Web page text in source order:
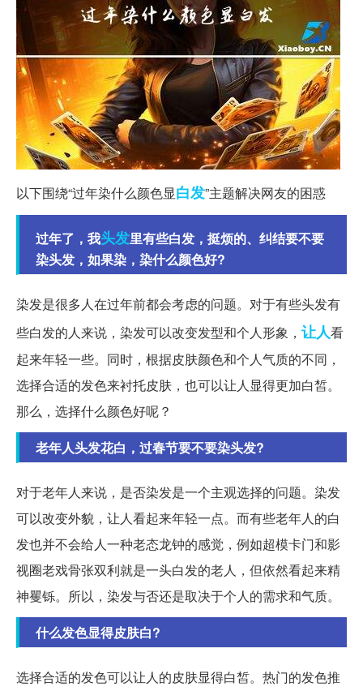
以下围绕“过年染什么颜色显白发”主题解决网友的困惑
过年了，我头发里有些白发，挺烦的、纠结要不要
染头发，如果染，染什么颜色好?
染发是很多人在过年前都会考虑的问题。对于有些头发有
些白发的人来说，染发可以改变发型和个人形象， 让人看
起来年轻一些。同时，根据皮肤颜色和个人气质的不同，
选择合适的发色来衬托皮肤，也可以让人显得更加白皙。
那么，选择什么颜色好呢？
老年人头发花白，过春节要不要染头发?
对于老年人来说，是否染发是一个主观选择的问题。染发
可以改变外貌，让人看起来年轻一点。而有些老年人的白
发也并不会给人一种老态龙钟的感觉，例如超模卡门和影
视圈老戏骨张双利就是一头白发的老人，但依然看起来精
神矍铄。所以，染发与否还是取决于个人的需求和气质。
什么发色显得皮肤白?
选择合适的发色可以让人的皮肤显得白皙。热门的发色推